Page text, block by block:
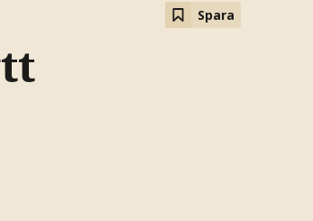
Spara